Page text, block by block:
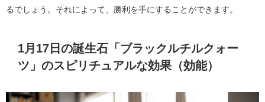
るでしょう。それによって、勝利を手にすることができます。
1月17日の誕生石「ブラックルチルクォー
ツ」のスピリチュアルな効果（効能）